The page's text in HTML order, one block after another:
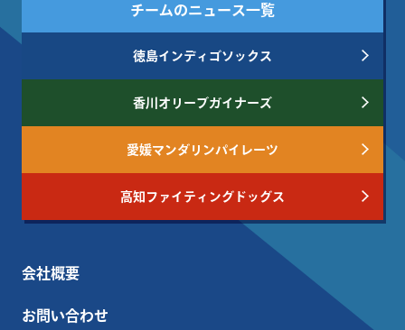
チームのニュース一覧
徳島インディゴソックス
香川オリーブガイナーズ
愛媛マンダリンパイレーツ
高知ファイティングドッグス
会社概要
お問い合わせ